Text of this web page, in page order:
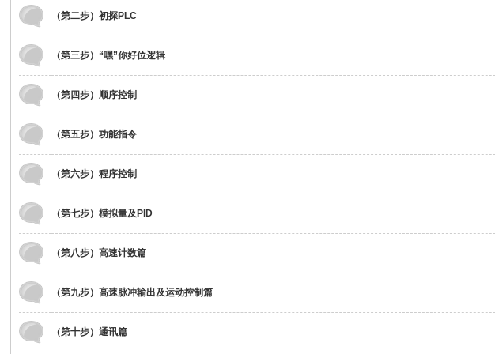
PL
（第二步）初探PLC
（第三步）“嘿”你好位逻辑
（第四步）顺序控制
（第五步）功能指令
（第六步）程序控制
（第七步）模拟量及PID
（第八步）高速计数篇
（第九步）高速脉冲输出及运动控制篇
（第十步）通讯篇